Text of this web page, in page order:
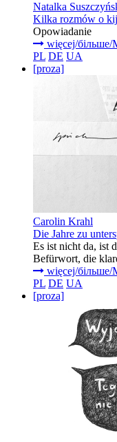
Natalka
Kilka rozmów o
Opowiadanie
więcej/більше/
PL DE UA
[proza]
Carolin Krahl
Die Jahre zu
Es ist nicht da, ist
Befürwort, die
więcej/більше/
PL DE UA
[proza]